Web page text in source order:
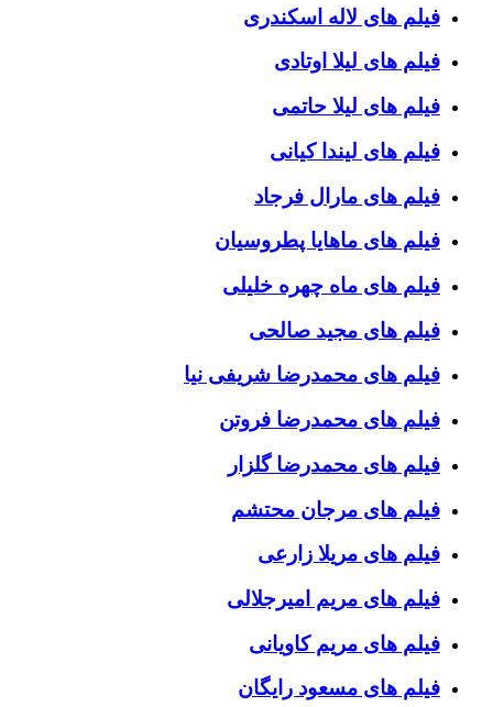
فیلم های لاله اسکندری
فیلم های لیلا اوتادی
فیلم های لیلا حاتمی
فیلم های لیندا کیانی
فیلم های مارال فرجاد
فیلم های ماهایا پطروسیان
فیلم های ماه چهره خلیلی
فیلم های مجید صالحی
فیلم های محمدرضا شریفی نیا
فیلم های محمدرضا فروتن
فیلم های محمدرضا گلزار
فیلم های مرجان محتشم
فیلم های مریلا زارعی
فیلم های مریم امیرجلالی
فیلم های مریم کاویانی
فیلم های مسعود رایگان